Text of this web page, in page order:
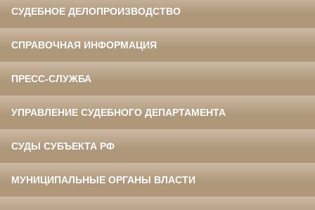
СУДЕБНОЕ ДЕЛОПРОИЗВОДСТВО
СПРАВОЧНАЯ ИНФОРМАЦИЯ
ПРЕСС-СЛУЖБА
УПРАВЛЕНИЕ СУДЕБНОГО ДЕПАРТАМЕНТА
СУДЫ СУБЪЕКТА РФ
МУНИЦИПАЛЬНЫЕ ОРГАНЫ ВЛАСТИ